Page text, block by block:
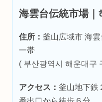
海雲台伝統市場
住所：釜山広域市 海
一帯
( 부산광역시 해운대구
アクセス：釜山地下鉄